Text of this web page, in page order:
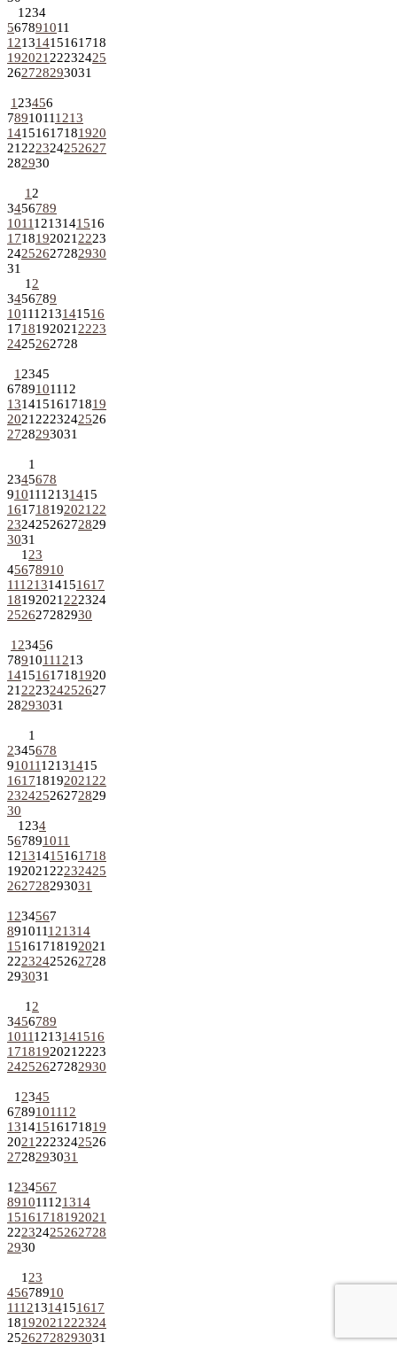
1 234
567891011
12131415161718
192021 22232425
262728293031
1 23456
78910111213
14151617181920
21 222324252627
282930
1 2
3456789
10111213141516
1718192021 2223
24252627282930
31
1 2
3456789
10111213141516
1718192021 2223
2425262728
1 2345
6789101112
13141516171819
2021 2223242526
2728293031
1
2345678
9101112131415
161718192021 22
23242526272829
3031
1 23
45678910
11121314151617
18192021 222324
252627282930
1 23456
78910111213
14151617181920
21 222324252627
28293031
1
2345678
9101112131415
161718192021 22
23242526272829
30
1 234
567891011
12131415161718
192021 22232425
262728293031
1 234567
891011121314
15161718192021
22232425262728
293031
1 2
3456789
10111213141516
1718192021 2223
24252627282930
1 2345
6789101112
13141516171819
2021 2223242526
2728293031
1 234567
891011121314
15161718192021
22232425262728
2930
1 23
45678910
11121314151617
18192021 222324
25262728293031